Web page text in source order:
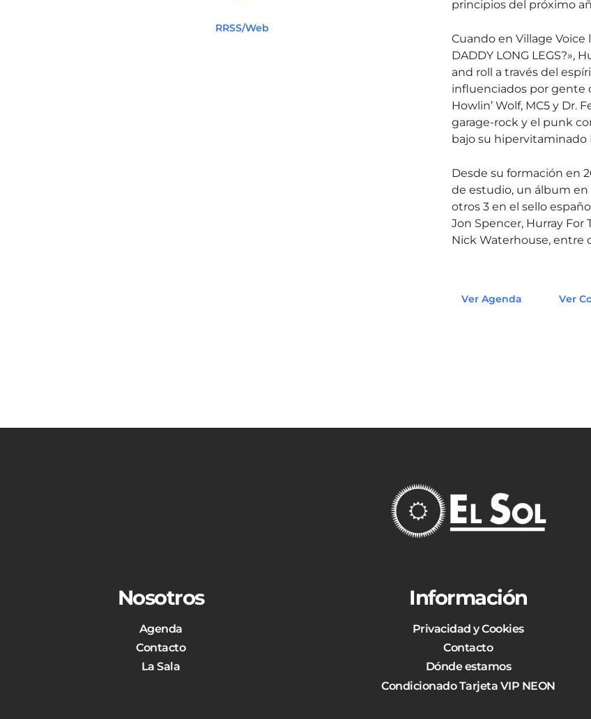
RRSS/Web
principios del próximo
Cuando en Village Voice
DADDY LONG LEGS?»,
and roll a través del
influenciados por gente
Howlin’ Wolf, MC5 y Dr.
garage-rock y el punk
bajo su hipervitaminado
Desde su formación en
de estudio, un álbum en
otros 3 en el sello
Jon Spencer, Hurray For
Nick Waterhouse, entre
Ver Agenda Ver
Nosotros
Agenda
Contacto
La Sala
Información
Privacidad y Cookies
Contacto
Dónde estamos
Condicionado Tarjeta VIP NEON